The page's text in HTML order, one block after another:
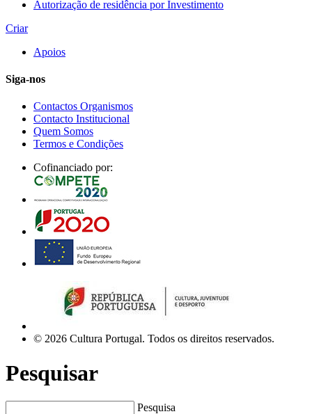
Autorização de residência por Investimento
Criar
Apoios
Siga-nos
Contactos Organismos
Contacto Institucional
Quem Somos
Termos e Condições
Cofinanciado por:
© 2026 Cultura Portugal. Todos os direitos reservados.
Pesquisar
Pesquisa